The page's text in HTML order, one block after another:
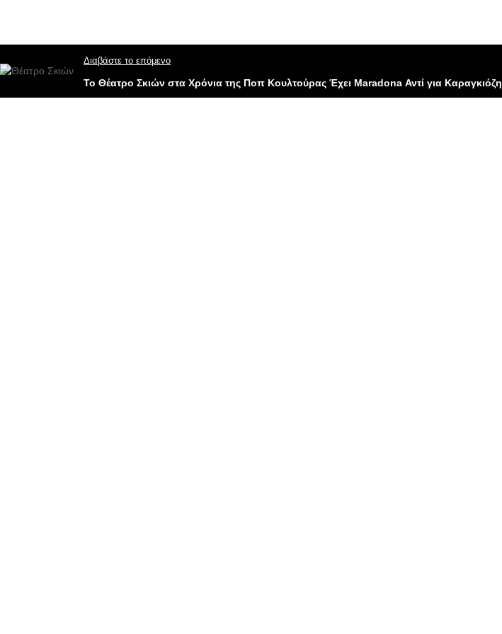
Διαβάστε το επόμενο
Το Θέατρο Σκιών στα Χρόνια της Ποπ Κουλτούρας Έχει Maradona Αντί για Καραγκιόζη